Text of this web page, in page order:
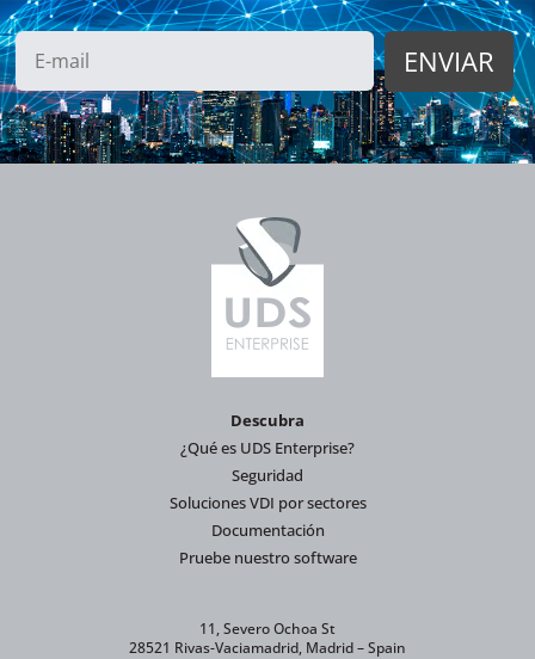
Descubra
¿Qué es UDS Enterprise?
Seguridad
Soluciones VDI por sectores
Documentación
Pruebe nuestro software
11, Severo Ochoa St
28521 Rivas-Vaciamadrid, Madrid – Spain